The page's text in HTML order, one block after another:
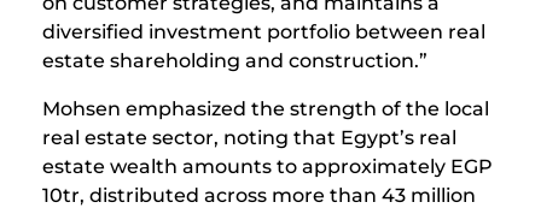
diversified investment portfolio between real
estate shareholding and construction.”
Mohsen emphasized the strength of the local
real estate sector, noting that Egypt’s real
estate wealth amounts to approximately EGP
10tr, distributed across more than 43 million